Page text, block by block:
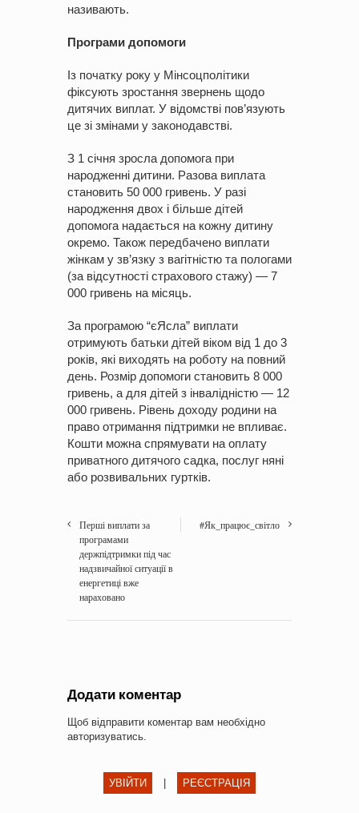
називають.
Програми допомоги
Із початку року у Мінсоцполітики
фіксують зростання звернень щодо
дитячих виплат. У відомстві пов’язують
це зі змінами у законодавстві.
З 1 січня зросла допомога при
народженні дитини. Разова виплата
становить 50 000 гривень. У разі
народження двох і більше дітей
допомога надається на кожну дитину
окремо. Також передбачено виплати
жінкам у зв’язку з вагітністю та пологами
(за відсутності страхового стажу) — 7
000 гривень на місяць.
За програмою “єЯсла” виплати
отримують батьки дітей віком від 1 до 3
років, які виходять на роботу на повний
день. Розмір допомоги становить 8 000
гривень, а для дітей з інвалідністю — 12
000 гривень. Рівень доходу родини на
право отримання підтримки не впливає.
Кошти можна спрямувати на оплату
приватного дитячого садка, послуг няні
або розвивальних гуртків.
Перші виплати за
програмами
держпідтримки під час
надзвичайної ситуації в
енергетиці вже
нараховано
#Як_працює_світло
Додати коментар
Щоб відправити коментар вам необхідно
авторизуватись.
УВІЙТИ РЕЄСТРАЦІЯ